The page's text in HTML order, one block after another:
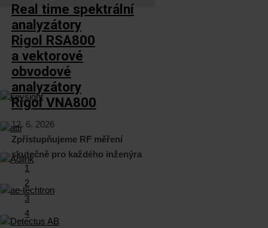
Real time spektrální
analyzátory
Rigol RSA800
a vektorové
obvodové
analyzátory
Rigol VNA800
12. 6. 2026
Zpřístupňujeme RF měření
skutečně pro každého inženýra
1
2
3
4